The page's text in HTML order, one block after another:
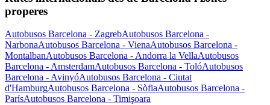
properes
Autobusos Barcelona - ZagrebAutobusos Barcelona -
NarbonaAutobusos Barcelona - VienaAutobusos Barcelona -
MontalbanAutobusos Barcelona - Andorra la VellaAutobusos
Barcelona - AmsterdamAutobusos Barcelona - TolóAutobusos
Barcelona - AvinyóAutobusos Barcelona - Ciutat
d'HamburgAutobusos Barcelona - SòfiaAutobusos Barcelona -
ParísAutobusos Barcelona - Timişoara